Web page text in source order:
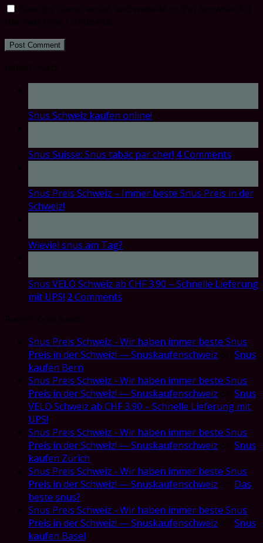
Snus Schweiz kaufen online!
Snus Suisse: Snus tabac par cher! 4Comments
Snus Preis Schweiz – Immer beste Snus Preis in der
Schweiz!
Wieviel snus am Tag?
Snus VELO Schweiz ab CHF 3.90 – Schnelle Lieferung
mit UPS! 2Comments
Snus Preis Schweiz - Wir haben immer beste Snus
Preis in der Schweiz! — Snuskaufenschweiz
Snus
kaufen Bern
Snus Preis Schweiz - Wir haben immer beste Snus
Preis in der Schweiz! — Snuskaufenschweiz
Snus
VELO Schweiz ab CHF 3.90 – Schnelle Lieferung mit
UPS!
Snus Preis Schweiz - Wir haben immer beste Snus
Preis in der Schweiz! — Snuskaufenschweiz
Snus
kaufen Zürich
Snus Preis Schweiz - Wir haben immer beste Snus
Preis in der Schweiz! — Snuskaufenschweiz
Das
beste snus?
Snus Preis Schweiz - Wir haben immer beste Snus
Preis in der Schweiz! — Snuskaufenschweiz
Snus
kaufen Basel